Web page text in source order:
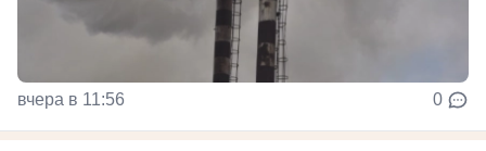
вчера в 11:56 0